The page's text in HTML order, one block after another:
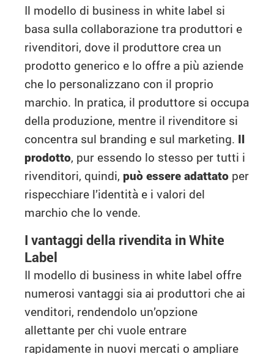
Il modello di business in white label si
basa sulla collaborazione tra produttori e
rivenditori, dove il produttore crea un
prodotto generico e lo offre a più aziende
che lo personalizzano con il proprio
marchio. In pratica, il produttore si occupa
della produzione, mentre il rivenditore si
concentra sul branding e sul marketing. Il
prodotto, pur essendo lo stesso per tutti i
rivenditori, quindi, può essere adattato per
rispecchiare l’identità e i valori del
marchio che lo vende.
I vantaggi della rivendita in White
Label
Il modello di business in white label offre
numerosi vantaggi sia ai produttori che ai
venditori, rendendolo un’opzione
allettante per chi vuole entrare
rapidamente in nuovi mercati o ampliare